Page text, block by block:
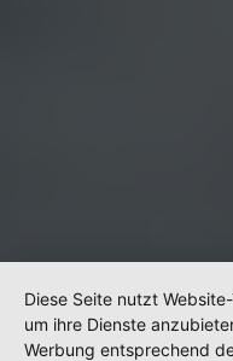
Diese Seite nutzt
um ihre Dienste
Werbung entsprechend